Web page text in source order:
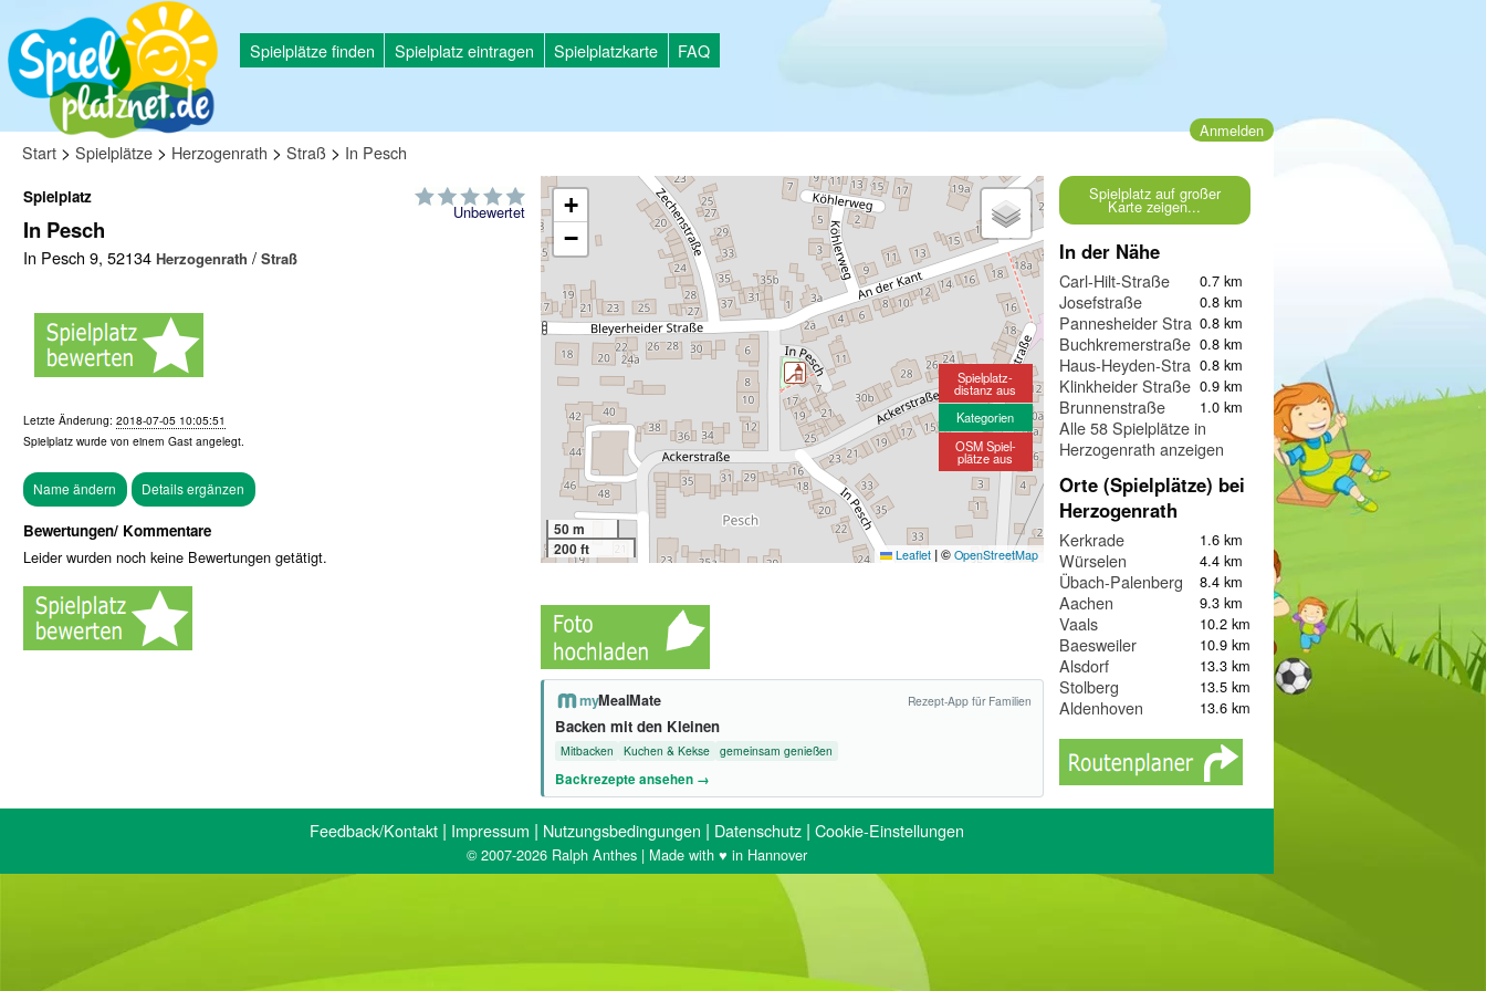
Spielplätze finden Spielplatz eintragen Spielplatzkarte FAQ
Anmelden
Start > Spielplätze > Herzogenrath > Straß > In Pesch
Unbewertet
Spielplatz
In Pesch
In Pesch 9, 52134 Herzogenrath / Straß
Letzte Änderung: 2018-07-05 10:05:51
Spielplatz wurde von einem Gast angelegt.
Bewertungen/ Kommentare
Leider wurden noch keine Bewertungen getätigt.
+
−
50 m
200 ft
Leaflet |© OpenStreetMap
Spielplatz-
distanz aus
Kategorien
OSM Spiel-
plätze aus
myMealMate Rezept-App für Familien
Backen mit den Kleinen
Mitbacken Kuchen & Kekse gemeinsam genießen
Backrezepte ansehen →
Spielplatz auf großer
Karte zeigen...
In der Nähe
Carl-Hilt-Straße 0.7 km
Josefstraße 0.8 km
Pannesheider Straße0.8 km
Buchkremerstraße 0.8 km
Haus-Heyden-Straße0.8 km
Klinkheider Straße 0.9 km
Brunnenstraße 1.0 km
Alle 58 Spielplätze in
Herzogenrath anzeigen
Orte (Spielplätze) bei
Herzogenrath
Kerkrade 1.6 km
Würselen 4.4 km
Übach-Palenberg 8.4 km
Aachen 9.3 km
Vaals 10.2 km
Baesweiler 10.9 km
Alsdorf 13.3 km
Stolberg 13.5 km
Aldenhoven 13.6 km
Feedback/Kontakt | Impressum | Nutzungsbedingungen | Datenschutz | Cookie-Einstellungen
© 2007-2026 Ralph Anthes | Made with ♥ in Hannover